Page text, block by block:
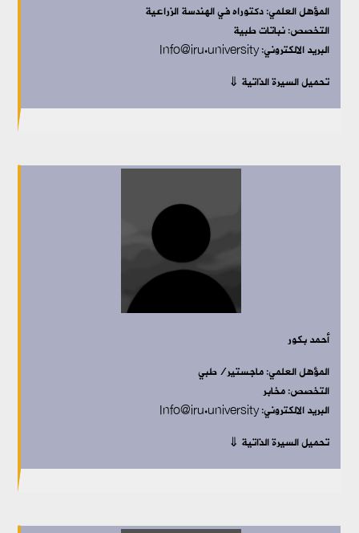
المؤهل العلمي:دكتوراه في الهندسة الزراعية
التخصص: نباتات طبية
البريد الالكتروني: Info@iru.university
تحميل السيرة الذاتية ⇓
أحمد بكور
المؤهل العلمي: ماجستير/طبي
التخصص: مخابر
البريد الالكتروني: Info@iru.university
تحميل السيرة الذاتية ⇓